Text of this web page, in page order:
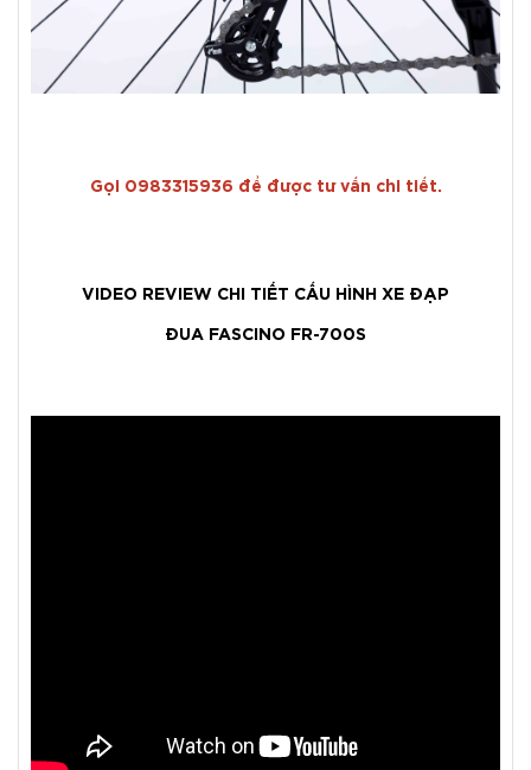
Gọi 0983315936 để được tư vấn chi tiết.
VIDEO REVIEW CHI TIẾT CẤU HÌNH XE ĐẠP
ĐUA FASCINO FR-700S